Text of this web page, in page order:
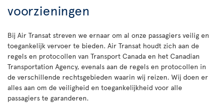
voorzieningen
Bij Air Transat streven we ernaar om al onze passagiers veilig en
toegankelijk vervoer te bieden. Air Transat houdt zich aan de
regels en protocollen van Transport Canada en het Canadian
Transportation Agency, evenals aan de regels en protocollen in
de verschillende rechtsgebieden waarin wij reizen. Wij doen er
alles aan om de veiligheid en toegankelijkheid voor alle
passagiers te garanderen.